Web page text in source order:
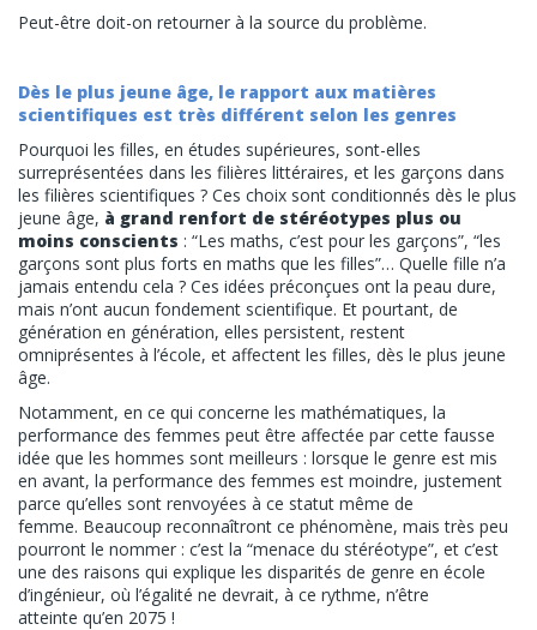
Peut-être doit-on retourner à la source du problème.
Dès le plus jeune âge, le rapport aux matières
scientifiques est très différent selon les genres
Pourquoi les filles, en études supérieures, sont-elles
surreprésentées dans les filières littéraires, et les garçons dans
les filières scientifiques ? Ces choix sont conditionnés dès le plus
jeune âge, à grand renfort de stéréotypes plus ou
moins conscients : “Les maths, c’est pour les garçons”, “les
garçons sont plus forts en maths que les filles”… Quelle fille n’a
jamais entendu cela ? Ces idées préconçues ont la peau dure,
mais n’ont aucun fondement scientifique. Et pourtant, de
génération en génération, elles persistent, restent
omniprésentes à l’école, et affectent les filles, dès le plus jeune
âge.
Notamment, en ce qui concerne les mathématiques, la
performance des femmes peut être affectée par cette fausse
idée que les hommes sont meilleurs : lorsque le genre est mis
en avant, la performance des femmes est moindre, justement
parce qu’elles sont renvoyées à ce statut même de
femme. Beaucoup reconnaîtront ce phénomène, mais très peu
pourront le nommer : c’est la “menace du stéréotype”, et c’est
une des raisons qui explique les disparités de genre en école
d’ingénieur, où l’égalité ne devrait, à ce rythme, n’être
atteinte qu’en 2075 !